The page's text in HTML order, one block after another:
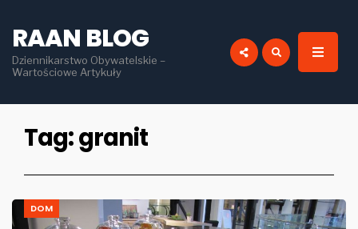
RAAN BLOG
Dziennikarstwo Obywatelskie –
Wartościowe Artykuły
Tag:granit
DOM